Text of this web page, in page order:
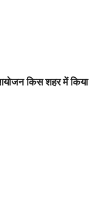
किस शहर में किया